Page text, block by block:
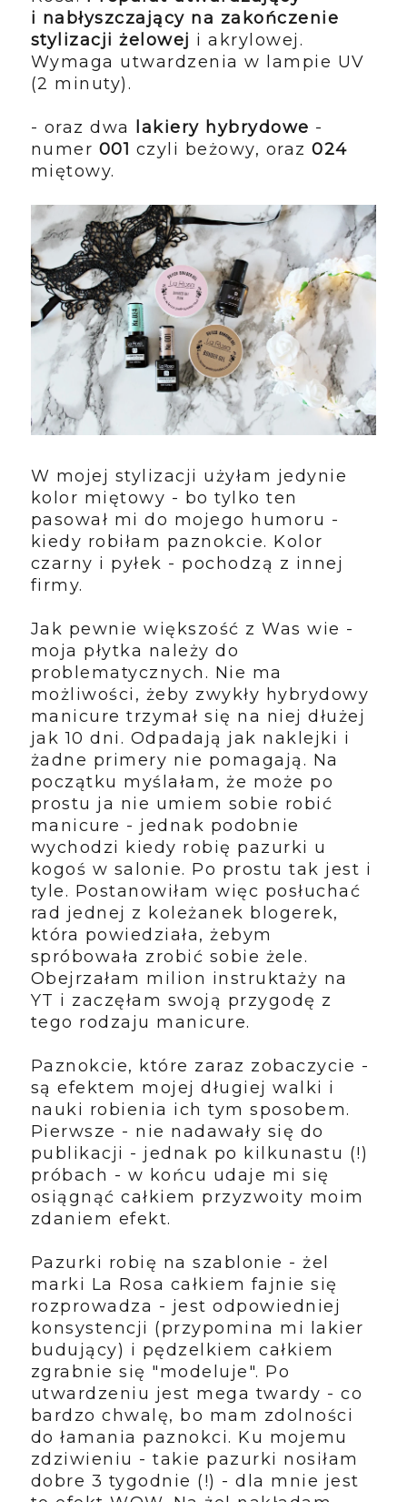
i nabłyszczający na zakończenie
stylizacji żelowej i akrylowej.
Wymaga utwardzenia w lampie UV
(2 minuty).
- oraz dwa lakiery hybrydowe -
numer 001 czyli beżowy, oraz024
miętowy.
W mojej stylizacji użyłam jedynie
kolor miętowy - bo tylko ten
pasował mi do mojego humoru -
kiedy robiłam paznokcie. Kolor
czarny i pyłek - pochodzą z innej
firmy.
Jak pewnie większość z Was wie -
moja płytka należy do
problematycznych. Nie ma
możliwości, żeby zwykły hybrydowy
manicure trzymał się na niej dłużej
jak 10 dni. Odpadają jak naklejki i
żadne primery nie pomagają. Na
początku myślałam, że może po
prostu ja nie umiem sobie robić
manicure - jednak podobnie
wychodzi kiedy robię pazurki u
kogoś w salonie. Po prostu tak jest i
tyle. Postanowiłam więc posłuchać
rad jednej z koleżanek blogerek,
która powiedziała, żebym
spróbowała zrobić sobie żele.
Obejrzałam milion instruktaży na
YT i zaczęłam swoją przygodę z
tego rodzaju manicure.
Paznokcie, które zaraz zobaczycie -
są efektem mojej długiej walki i
nauki robienia ich tym sposobem.
Pierwsze - nie nadawały się do
publikacji - jednak po kilkunastu (!)
próbach - w końcu udaje mi się
osiągnąć całkiem przyzwoity moim
zdaniem efekt.
Pazurki robię na szablonie - żel
marki La Rosa całkiem fajnie się
rozprowadza - jest odpowiedniej
konsystencji (przypomina mi lakier
budujący) i pędzelkiem całkiem
zgrabnie się "modeluje". Po
utwardzeniu jest mega twardy - co
bardzo chwalę, bo mam zdolności
do łamania paznokci. Ku mojemu
zdziwieniu - takie pazurki nosiłam
dobre 3 tygodnie (!) - dla mnie jest